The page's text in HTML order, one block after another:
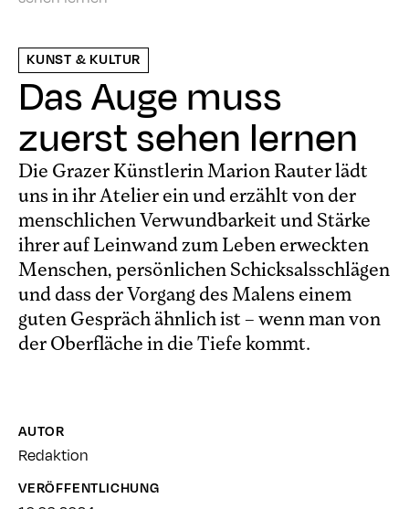
KUNST & KULTUR
Das Auge muss
zuerst sehen lernen
Die Grazer Künstlerin Marion Rauter lädt
uns in ihr Atelier ein und erzählt von der
menschlichen Verwundbarkeit und Stärke
ihrer auf Leinwand zum Leben erweckten
Menschen, persönlichen Schicksalsschlägen
und dass der Vorgang des Malens einem
guten Gespräch ähnlich ist – wenn man von
der Oberfläche in die Tiefe kommt.
AUTOR
Redaktion
VERÖFFENTLICHUNG